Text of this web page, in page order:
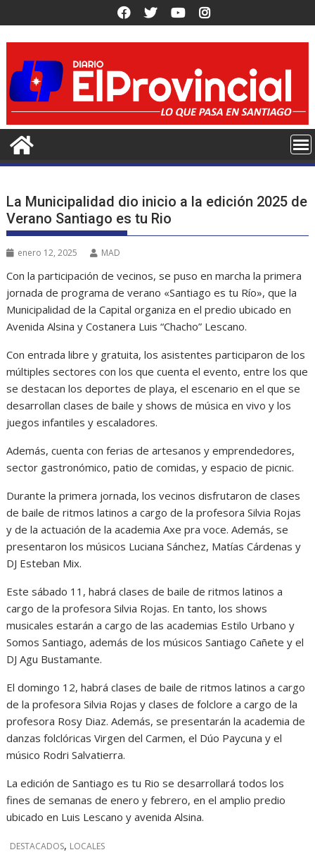
al
contenido
La Municipalidad dio inicio a la edición 2025 de
Verano Santiago es tu Rio
enero 12, 2025 MAD
Con la participación de vecinos, se puso en marcha la primera
jornada de programa de verano «Santiago es tu Río», que la
Municipalidad de la Capital organiza en el predio ubicado en
Avenida Alsina y Costanera Luis “Chacho” Lescano.
Con entrada libre y gratuita, los asistentes participaron de los
múltiples sectores con los que cuenta el evento, entre los que
se destacan los deportes de playa, el escenario en el que se
desarrollan clases de baile y shows de música en vivo y los
juegos infantiles y escaladores.
Además, cuenta con ferias de artesanos y emprendedores,
sector gastronómico, patio de comidas, y espacio de picnic.
Durante la primera jornada, los vecinos disfrutaron de clases
de baile de ritmos latinos a cargo de la profesora Silvia Rojas
y de la actuación de la academia Axe pra voce. Además, se
presentaron los músicos Luciana Sánchez, Matías Cárdenas y
DJ Esteban Mix.
Este sábado 11, habrá clases de baile de ritmos latinos a
cargo de la profesora Silvia Rojas. En tanto, los shows
musicales estarán a cargo de las academias Estilo Urbano y
Somos Santiago, además de los músicos Santiago Cañete y el
DJ Agu Bustamante.
El domingo 12, habrá clases de baile de ritmos latinos a cargo
de la profesora Silvia Rojas y clases de folclore a cargo de la
profesora Rosy Diaz. Además, se presentarán la academia de
danzas folclóricas Virgen del Carmen, el Dúo Paycuna y el
músico Rodri Salvatierra.
La edición de Santiago es tu Rio se desarrollará todos los
fines de semanas de enero y febrero, en el amplio predio
ubicado en Luis Lescano y avenida Alsina.
DESTACADOS, LOCALES